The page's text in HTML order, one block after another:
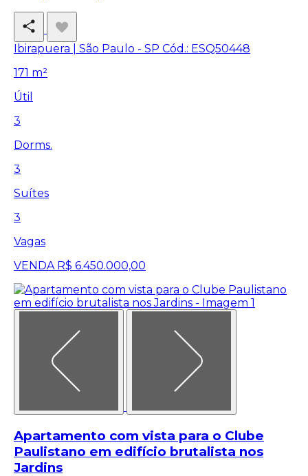
Ibirapuera | São Paulo - SP Cód.: ESQ50448
171 m²
Útil
3
Dorms.
3
Suítes
3
Vagas
VENDA R$ 6.450.000,00
Apartamento com vista para o Clube
Paulistano em edifício brutalista nos
Jardins